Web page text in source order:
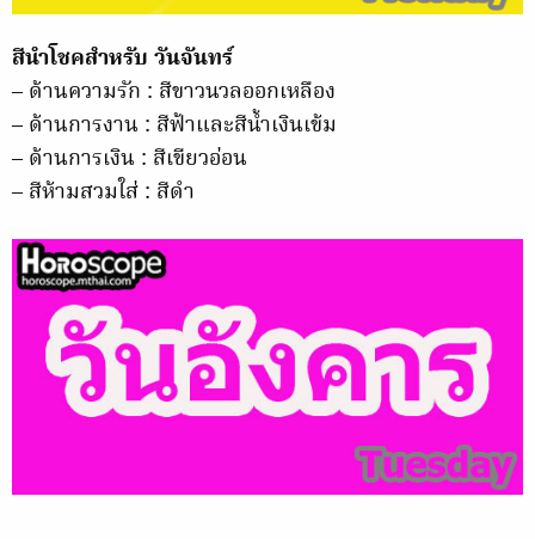
สีนำโชคสำหรับ วันจันทร์
– ด้านความรัก : สีขาวนวลออกเหลือง
– ด้านการงาน : สีฟ้าและสีน้ำเงินเข้ม
– ด้านการเงิน : สีเขียวอ่อน
– สีห้ามสวมใส่ : สีดำ